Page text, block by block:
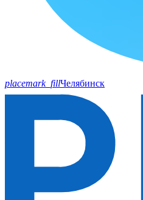
placemark_fillЧелябинск